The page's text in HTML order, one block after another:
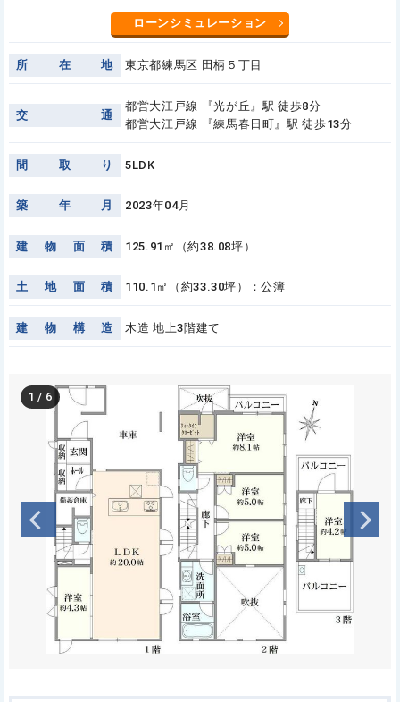
ローンシミュレーション
所 在 地 東京都練馬区 田柄５丁目
交 通
都営大江戸線 『光が丘』駅 徒歩8分
都営大江戸線 『練馬春日町』駅 徒歩13分
間 取 り 5LDK
築 年 月 2023年04月
建 物 面 積 125.91㎡（約38.08坪）
土 地 面 積 110.1㎡（約33.30坪）：公簿
建 物 構 造 木造 地上3階建て
1 / 6